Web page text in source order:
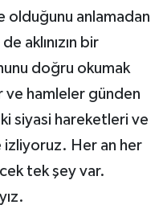
olduğunu anlamadan
aklınızın bir
doğru okumak
ve hamleler günden
siyasi hareketleri ve
izliyoruz. Her an her
tek şey var.